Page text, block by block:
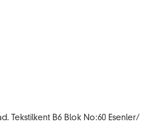
Tekstilkent B6 Blok No:60 Esenler/